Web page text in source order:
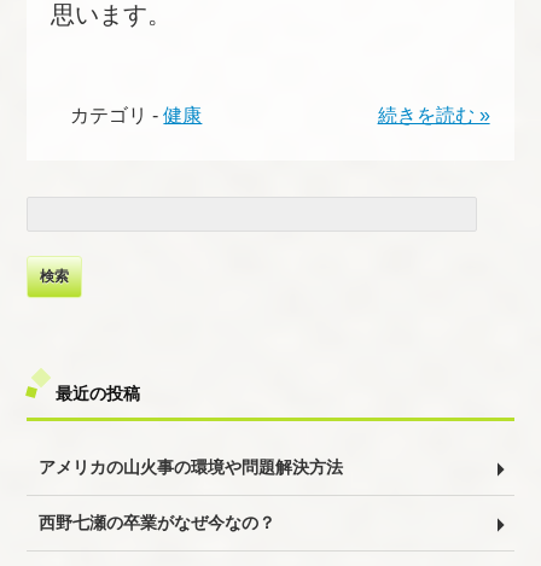
思います。
続きを読む »
カテゴリ -健康
最近の投稿
アメリカの山火事の環境や問題解決方法
西野七瀬の卒業がなぜ今なの？